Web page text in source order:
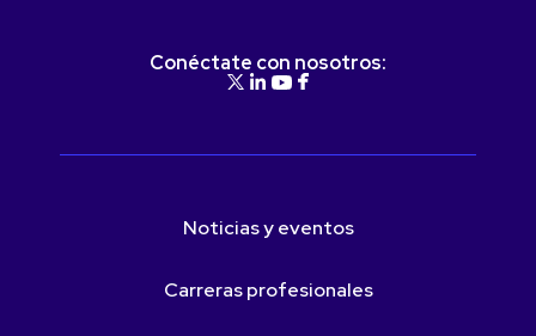
Conéctate con nosotros:
Noticias y eventos
Carreras profesionales